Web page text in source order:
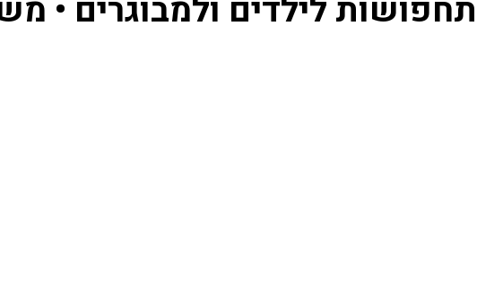
תחפושות לילדים ולמבוגרים •